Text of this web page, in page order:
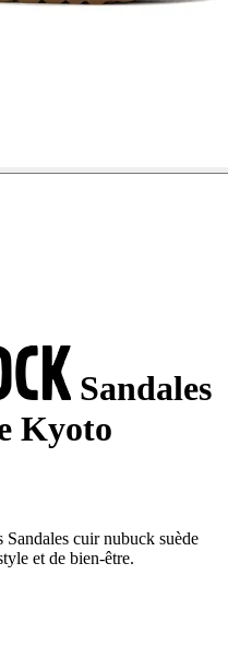
Sandales
Kyoto
cuir nubuck suède
et de bien-être.